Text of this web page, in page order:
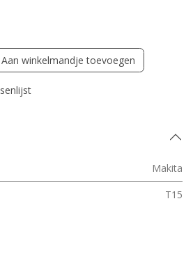
Aan winkelmandje toevoegen
Makita
T15